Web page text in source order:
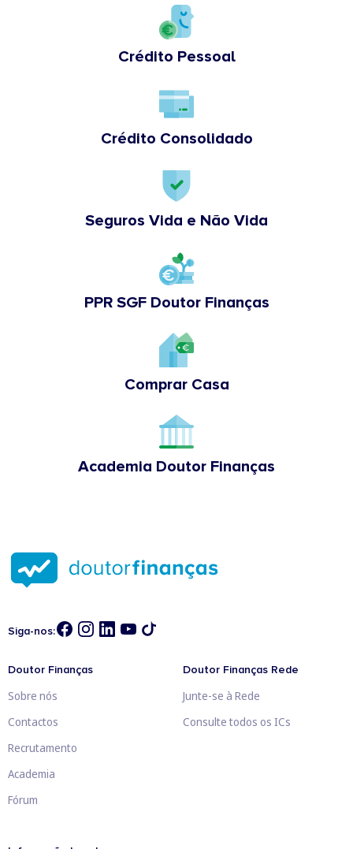
Crédito Pessoal
Crédito Consolidado
Seguros Vida e Não Vida
PPR SGF Doutor Finanças
Comprar Casa
Academia Doutor Finanças
Siga-nos:
Doutor Finanças
Sobre nós
Contactos
Recrutamento
Academia
Fórum
Doutor Finanças Rede
Junte-se à Rede
Consulte todos os ICs